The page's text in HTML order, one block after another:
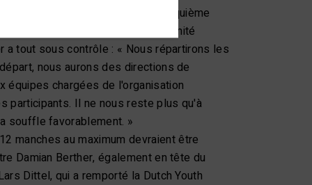
Suisse s'y déroule déjà pour la cinquième
de participants, le président du comité
a tout sous contrôle : « Nous répartirons les
nous aurons des directions de
équipes chargées de l'organisation
participants. Il ne nous reste plus qu'à
souffle favorablement. »
manches au maximum devraient être
Damian Berther, également en tête du
Dittel, qui a remporté la Dutch Youth